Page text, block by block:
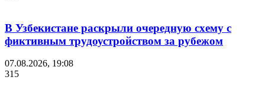
В Узбекистане раскрыли очередную схему с
фиктивным трудоустройством за рубежом
07.08.2026, 19:08
315